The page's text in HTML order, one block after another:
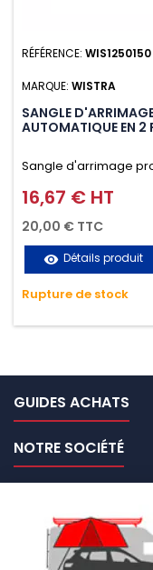
RÉFÉRENCE: WIS1250150
MARQUE: WISTRA
SANGLE
AUTOMATIQUE EN
Sangle d'arrimage
avec crochet S en 2
rapide d'utilisation.
vos chargements
très résistante aux
n'absorbe pas l'eau.
Prix
16,67 € HT
20,00 € TTC
visibility Détails produit
Rupture de stock
GUIDES ACHATS
NOTRE SOCIÉTÉ
VOTRE COMPTE